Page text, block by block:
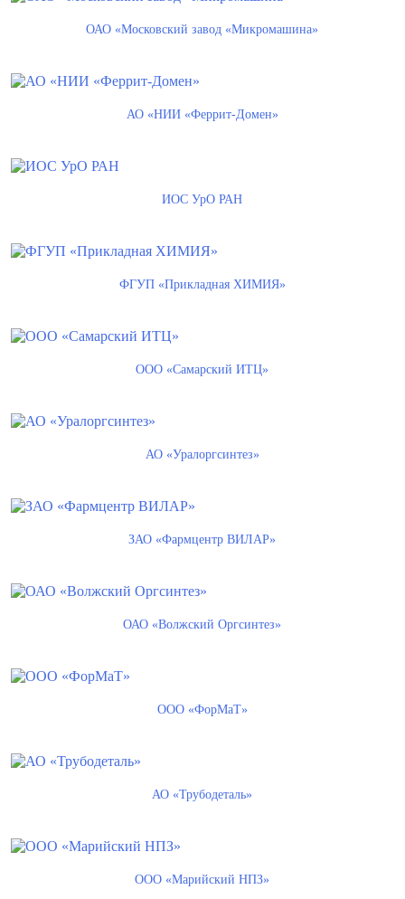
ОАО «Московский завод «Микромашина»
АО «НИИ «Феррит-Домен»
ИОС УрО РАН
ФГУП «Прикладная ХИМИЯ»
ООО «Самарский ИТЦ»
АО «Уралоргсинтез»
ЗАО «Фармцентр ВИЛАР»
ОАО «Волжский Оргсинтез»
ООО «ФорМаТ»
АО «Трубодеталь»
ООО «Марийский НПЗ»